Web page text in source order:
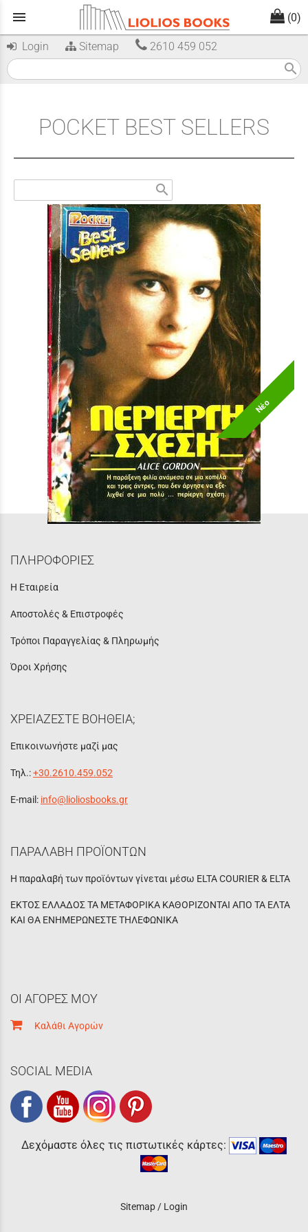
menu (0)
Login Sitemap 2610 459 052
search
POCKET BEST SELLERS
search
Νέο
ΠΕΡΙΕΡΓΗ ΣΧΕΣΗ *
Τιμή: 4,90 €
ΠΛΗΡΟΦΟΡΙΕΣ
Η Εταιρεία
Αποστολές & Επιστροφές
Τρόποι Παραγγελίας & Πληρωμής
Όροι Χρήσης
ΧΡΕΙΑΖΕΣΤΕ ΒΟΗΘΕΙΑ;
Επικοινωνήστε μαζί μας
Τηλ.:+30.2610.459.052
E-mail: info@lioliosbooks.gr
ΠΑΡΑΛΑΒΗ ΠΡΟΪΟΝΤΩΝ
Η παραλαβή των προϊόντων γίνεται μέσω ELTA COURIER & ELTA
ΕΚΤΟΣ ΕΛΛΑΔΟΣ ΤΑ ΜΕΤΑΦΟΡΙΚΑ ΚΑΘΟΡΙΖΟΝΤΑΙ ΑΠΟ ΤΑ ΕΛΤΑ
ΚΑΙ ΘΑ ΕΝΗΜΕΡΩΝΕΣΤΕ ΤΗΛΕΦΩΝΙΚΑ
ΟΙ ΑΓΟΡΕΣ ΜΟΥ
Καλάθι Αγορών
SOCIAL MEDIA
Δεχόμαστε όλες τις πιστωτικές κάρτες:
Sitemap/ Login